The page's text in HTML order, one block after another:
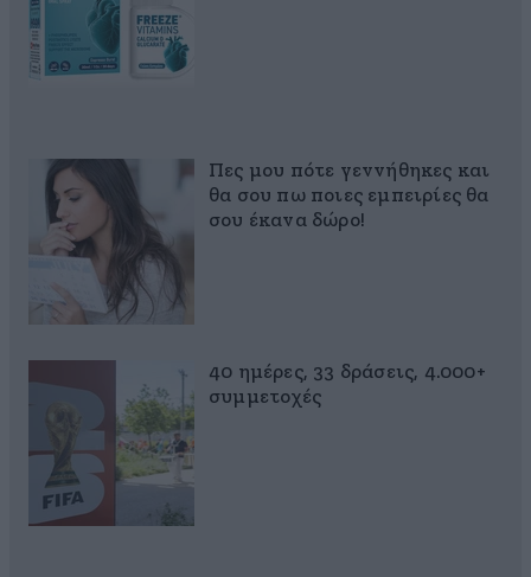
Πες μου πότε γεννήθηκες και
θα σου πω ποιες εμπειρίες θα
σου έκανα δώρο!
40 ημέρες, 33 δράσεις, 4.000+
συμμετοχές